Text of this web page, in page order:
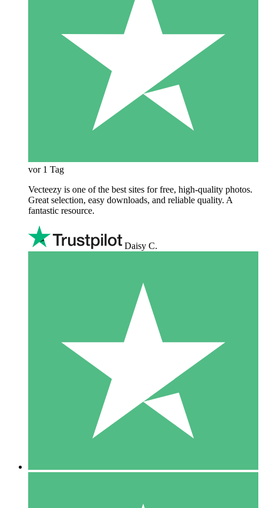
vor 1 Tag
Vecteezy is one of the best sites for free, high‑quality photos.
Great selection, easy downloads, and reliable quality. A
fantastic resource.
Daisy C.